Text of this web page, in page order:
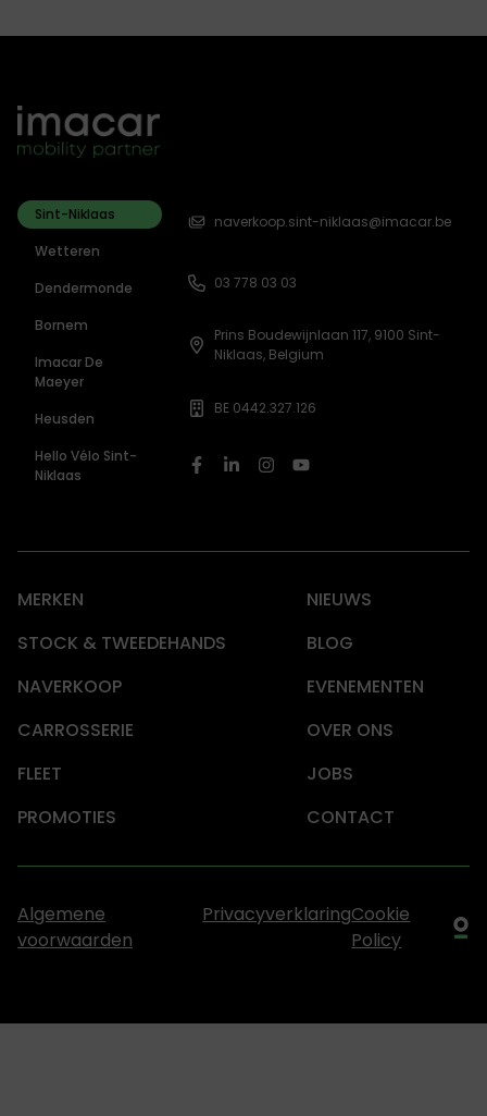
Sint-Niklaas
Wetteren
Dendermonde
Bornem
Imacar De
Maeyer
Heusden
Hello Vélo Sint-
Niklaas
naverkoop.sint-niklaas@imacar.be
03 778 03 03
Prins Boudewijnlaan 117, 9100 Sint-
Niklaas, Belgium
BE 0442.327.126
MERKEN
NIEUWS
STOCK & TWEEDEHANDS
BLOG
NAVERKOOP
EVENEMENTEN
CARROSSERIE
OVER ONS
FLEET
JOBS
PROMOTIES
CONTACT
Algemene
voorwaarden
PrivacyverklaringCookie
Policy